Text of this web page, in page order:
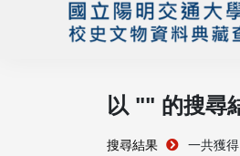
以 "" 的搜尋
搜尋結果 一共獲得